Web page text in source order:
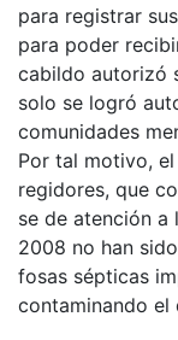
para registrar
para poder
cabildo autorizó
solo se logró
comunidades
Por tal motivo,
regidores, que
se de atención a
2008 no han
fosas sépticas
contaminando el